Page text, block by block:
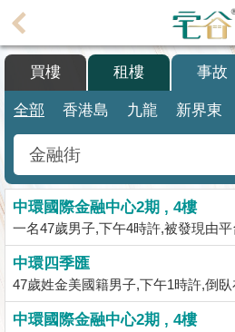
理
主
搵
樓/
成
交
業
主
放
盤
買樓 租樓 事故
全部 香港島 九龍 新界東
中環國際金融中心2期 , 4樓
一名47歲男子,下午4時許,被發現由
中環四季匯
47歲姓金美國籍男子,下午1時許,倒
中環國際金融中心2期 , 4樓